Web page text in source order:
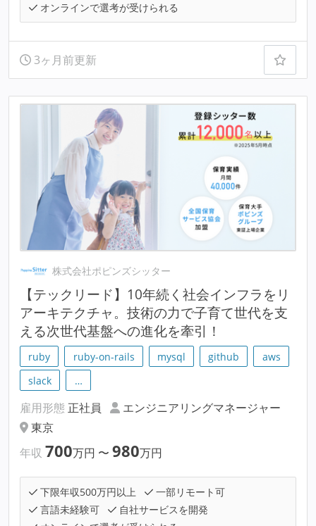
オンラインで選考が受けられる
3ヶ月前更新
株式会社ポピンズシッター
【テックリード】10年続く社会インフラをリ
アーキテクチャ。技術の力で子育て世代を支
える次世代基盤への進化を牽引！
ruby ruby-on-rails mysql github
aws
slack
…
雇用形態 正社員
エンジニアリングマネージャー
東京
年収 700万円 〜 980万円
下限年収500万円以上
一部リモート可
言語未経験可
自社サービスを開発